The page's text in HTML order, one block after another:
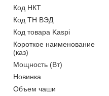
Код НКТ
Код ТН ВЭД
Код товара Kaspi
Короткое наименование
(каз)
Мощность (Bт)
Новинка
Объем чаши